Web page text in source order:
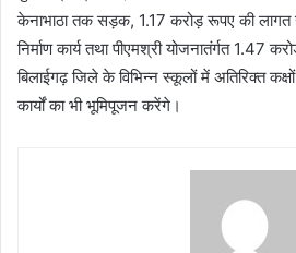
केनाभाठा तक सड़क, 1.17 करोड़ रूपए की
निर्माण कार्य तथा पीएमश्री योजनातंर्गत 1.47
बिलाईगढ़ जिले के विभिन्न स्कूलों में अतिरिक्त
कार्यों का भी भूमिपूजन करेंगे।